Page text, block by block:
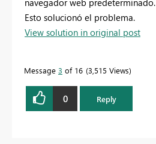
navegador web predeterminado.
Esto solucionó el problema.
View solution in original post
Message 3 of 16 3,515 Views
0 Reply